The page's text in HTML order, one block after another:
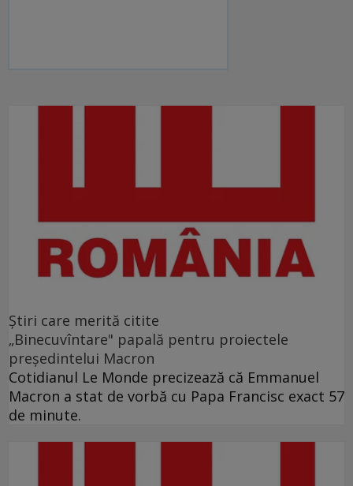
Ştiri care merită citite
„Binecuvîntare" papală pentru proiectele
preşedintelui Macron
Cotidianul Le Monde precizează că Emmanuel
Macron a stat de vorbă cu Papa Francisc exact 57
de minute.